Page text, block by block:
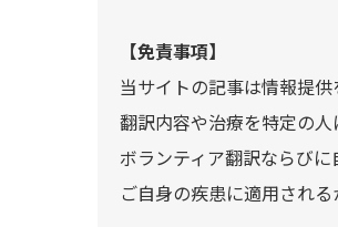
【免責事項】
当サイトの記事は情報提供
翻訳内容や治療を特定の人
ボランティア翻訳ならび
ご自身の疾患に適用され